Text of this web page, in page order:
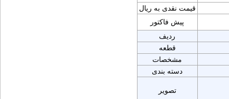
قیمت نقدی به ریال
پیش فاکتور
ردیف
قطعه
مشخصات
دسته بندی
تصویر